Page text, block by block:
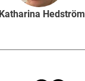
Katharina Hedström